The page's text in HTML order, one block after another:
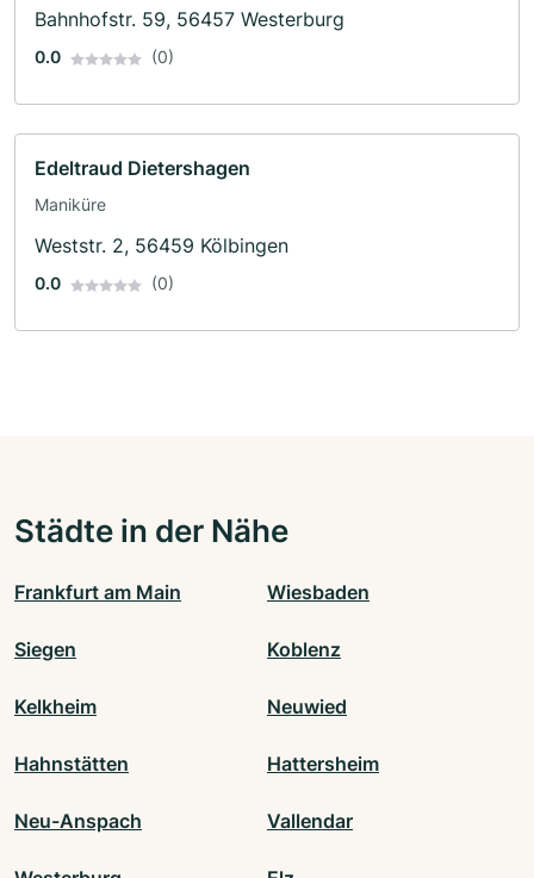
Bahnhofstr. 59, 56457 Westerburg
0.0 (0)
Edeltraud Dietershagen
Maniküre
Weststr. 2, 56459 Kölbingen
0.0 (0)
Städte in der Nähe
Frankfurt am Main Wiesbaden
Siegen Koblenz
Kelkheim Neuwied
Hahnstätten Hattersheim
Neu-Anspach Vallendar